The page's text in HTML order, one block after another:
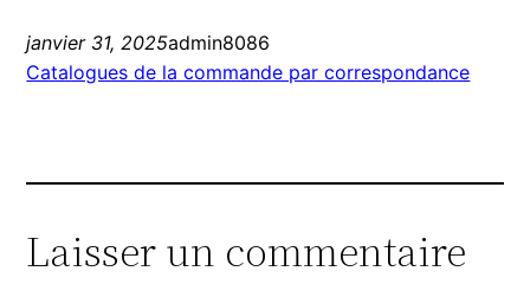
janvier 31, 2025admin8086
Catalogues de la commande par correspondance
Laisser un commentaire